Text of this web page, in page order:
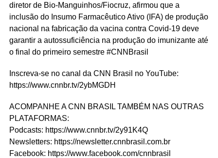
diretor de Bio-Manguinhos/Fiocruz, afirmou que a
inclusão do Insumo Farmacêutico Ativo (IFA) de produção
nacional na fabricação da vacina contra Covid-19 deve
garantir a autossuficiência na produção do imunizante até
o final do primeiro semestre #CNNBrasil
Inscreva-se no canal da CNN Brasil no YouTube:
https://www.cnnbr.tv/2ybMGDH
ACOMPANHE A CNN BRASIL TAMBÉM NAS OUTRAS
PLATAFORMAS:
Podcasts: https://www.cnnbr.tv/2y91K4Q
Newsletters: https://newsletter.cnnbrasil.com.br
Facebook: https://www.facebook.com/cnnbrasil